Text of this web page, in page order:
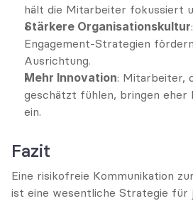
hält die Mitarbeiter fokussiert
Stärkere Organisationskultur
Engagement-Strategien
Ausrichtung.
Mehr Innovation: Mitarbeiter,
geschätzt fühlen, bringen eher
ein.
Fazit
Eine risikofreie Kommunikation
ist eine wesentliche Strategie für